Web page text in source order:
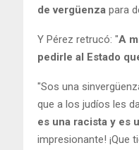
de vergüenza para
Y Pérez retrucó: "A
pedirle al Estado
"Sos una
que a los judíos les
es una racista y es
impresionante! ¡Que